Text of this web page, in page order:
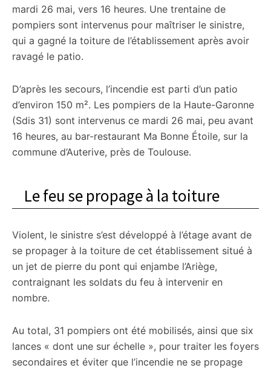
mardi 26 mai, vers 16 heures. Une trentaine de
pompiers sont intervenus pour maîtriser le sinistre,
qui a gagné la toiture de l’établissement après avoir
ravagé le patio.
D’après les secours, l’incendie est parti d’un patio
d’environ 150 m². Les pompiers de la Haute-Garonne
(Sdis 31) sont intervenus ce mardi 26 mai, peu avant
16 heures, au bar-restaurant Ma Bonne Étoile, sur la
commune d’Auterive, près de Toulouse.
Le feu se propage à la toiture
Violent, le sinistre s’est développé à l’étage avant de
se propager à la toiture de cet établissement situé à
un jet de pierre du pont qui enjambe l’Ariège,
contraignant les soldats du feu à intervenir en
nombre.
Au total, 31 pompiers ont été mobilisés, ainsi que six
lances « dont une sur échelle », pour traiter les foyers
secondaires et éviter que l’incendie ne se propage